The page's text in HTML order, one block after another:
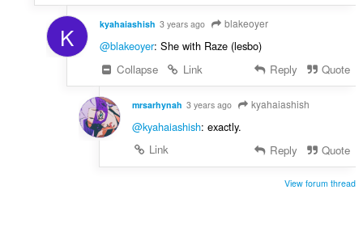
K kyahaiashish 3 years ago blakeoyer
@blakeoyer: She with Raze (lesbo)
Collapse
Link Reply Quote
mrsarhynah 3 years ago kyahaiashish
@kyahaiashish: exactly.
Link
Reply Quote
View forum thread